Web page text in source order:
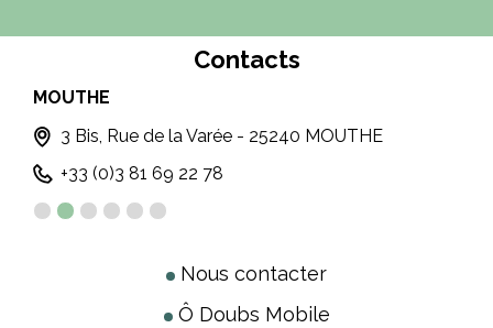
Contacts
MOUTHE
3 Bis, Rue de la Varée - 25240 MOUTHE
+33 (0)3 81 69 22 78
Nous contacter
Ô Doubs Mobile